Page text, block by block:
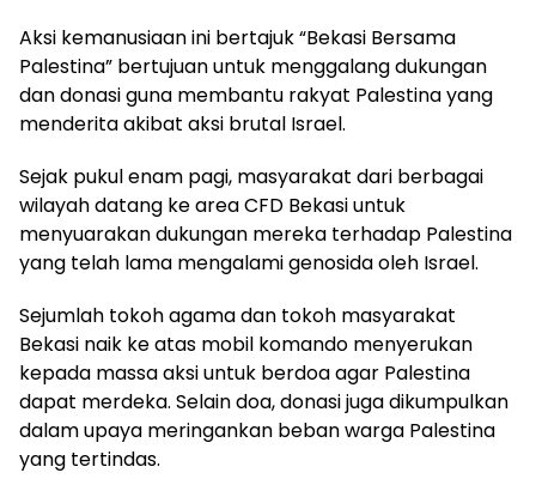
Aksi kemanusiaan ini bertajuk “Bekasi Bersama
Palestina” bertujuan untuk menggalang dukungan
dan donasi guna membantu rakyat Palestina yang
menderita akibat aksi brutal Israel.
Sejak pukul enam pagi, masyarakat dari berbagai
wilayah datang ke area CFD Bekasi untuk
menyuarakan dukungan mereka terhadap Palestina
yang telah lama mengalami genosida oleh Israel.
Sejumlah tokoh agama dan tokoh masyarakat
Bekasi naik ke atas mobil komando menyerukan
kepada massa aksi untuk berdoa agar Palestina
dapat merdeka. Selain doa, donasi juga dikumpulkan
dalam upaya meringankan beban warga Palestina
yang tertindas.